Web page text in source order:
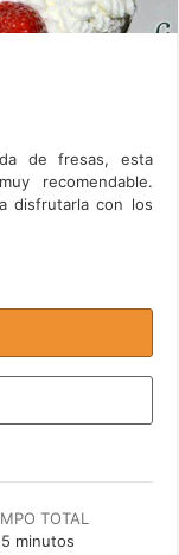
de fresas, esta
recomendable.
disfrutarla con los
TOTAL
minutos
minutos